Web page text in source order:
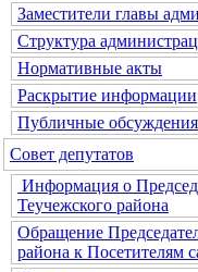
Заместители главы
Структура
Нормативные акты
Раскрытие информации
Публичные обсуждения
Совет депутатов
Информация о
Теучежского района
Обращение
района к Посетителям